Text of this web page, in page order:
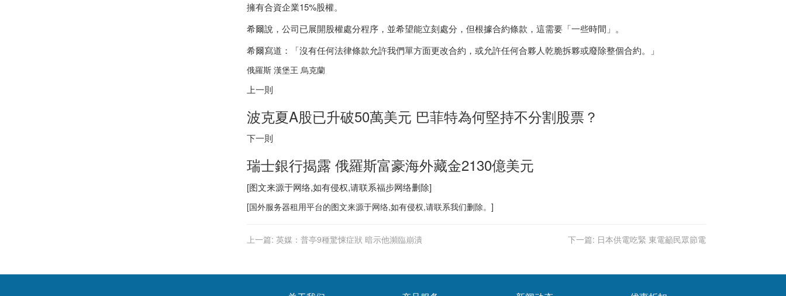
擁有合資企業15%股權。
希爾說，公司已展開股權處分程序，並希望能立刻處分，但根據合約條款，這需要「一些時間」。
希爾寫道：「沒有任何法律條款允許我們單方面更改合約，或允許任何合夥人乾脆拆夥或廢除整個合約。」
俄羅斯 漢堡王 烏克蘭
上一則
波克夏A股已升破50萬美元 巴菲特為何堅持不分割股票？
下一則
瑞士銀行揭露 俄羅斯富豪海外藏金2130億美元
[图文来源于网络,如有侵权,请联系福步网络删除]
[国外服务器租用平台的图文来源于网络,如有侵权,请联系我们删除。]
上一篇: 英媒：普亭9種驚悚症狀 暗示他瀕臨崩潰 下一篇: 日本供電吃緊 東電籲民眾節電